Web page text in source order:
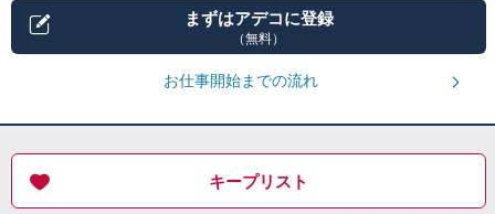
まずはアデコに登録
（無料）
お仕事開始までの流れ
キープリスト